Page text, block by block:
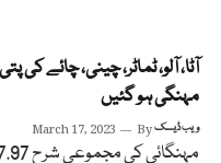
مہنگی ہو گئیں
March 17, 2023 Byویب ڈیسک